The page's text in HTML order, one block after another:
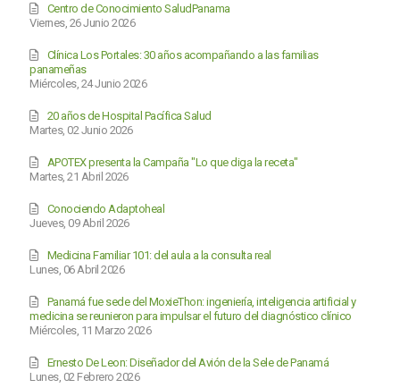
Viernes, 26 Junio 2026
Centro de Conocimiento SaludPanama
Miércoles, 24 Junio 2026
Clínica Los Portales: 30 años acompañando a las familias
panameñas
Martes, 02 Junio 2026
20 años de Hospital Pacífica Salud
Martes, 21 Abril 2026
APOTEX presenta la Campaña "Lo que diga la receta"
Jueves, 09 Abril 2026
Conociendo Adaptoheal
Lunes, 06 Abril 2026
Medicina Familiar 101: del aula a la consulta real
Miércoles, 11 Marzo 2026
Panamá fue sede del MoxieThon: ingeniería, inteligencia artificial y
medicina se reunieron para impulsar el futuro del diagnóstico clínico
Lunes, 02 Febrero 2026
Ernesto De Leon: Diseñador del Avión de la Sele de Panamá